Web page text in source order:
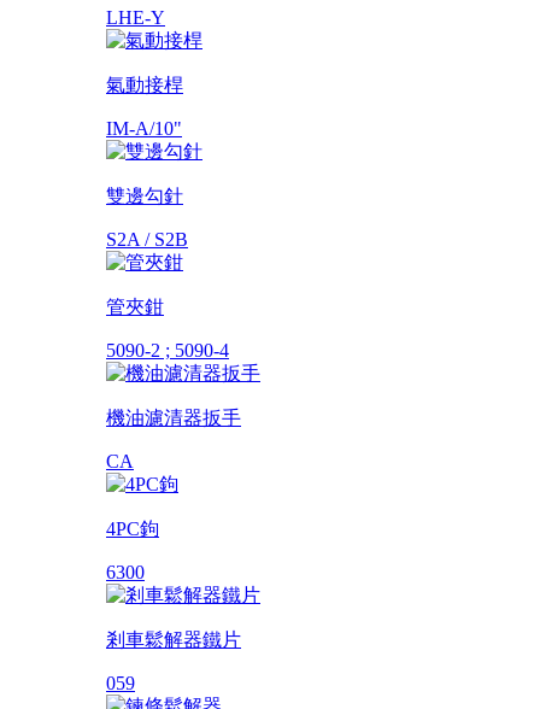
LHE-Y
氣動接桿
IM-A/10"
雙邊勾針
S2A / S2B
管夾鉗
5090-2 ; 5090-4
機油濾清器扳手
CA
4PC鉤
6300
剎車鬆解器鐵片
059